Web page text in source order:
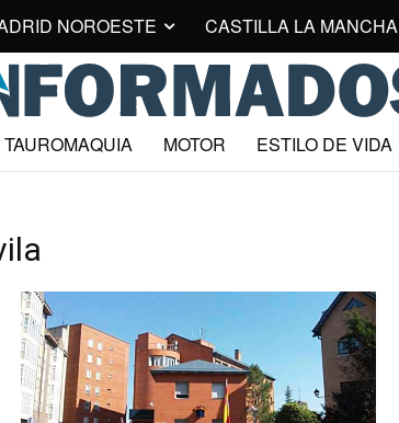
NOROESTE CASTILLA LA MANCHA
TAUROMAQUIA MOTOR ESTILO DE VIDA